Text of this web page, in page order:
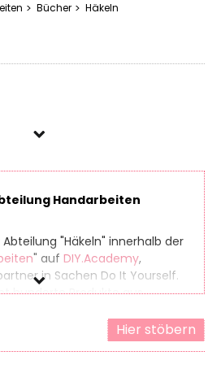
Bücher Häkeln
Handarbeiten
"Häkeln" innerhalb der
" auf DIY.Academy,
in Sachen Do It Yourself.
hunderte Produkte aus
Projekt eignen. Und
Einkaufstour noch etwas
Hier stöbern